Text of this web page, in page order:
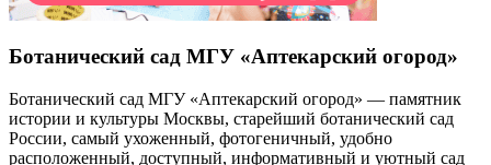
Ботанический сад МГУ «Аптекарский огород»
Ботанический сад МГУ «Аптекарский огород» — памятник
истории и культуры Москвы, старейший ботанический сад
России, самый ухоженный, фотогеничный, удобно
расположенный, доступный, информативный и уютный сад